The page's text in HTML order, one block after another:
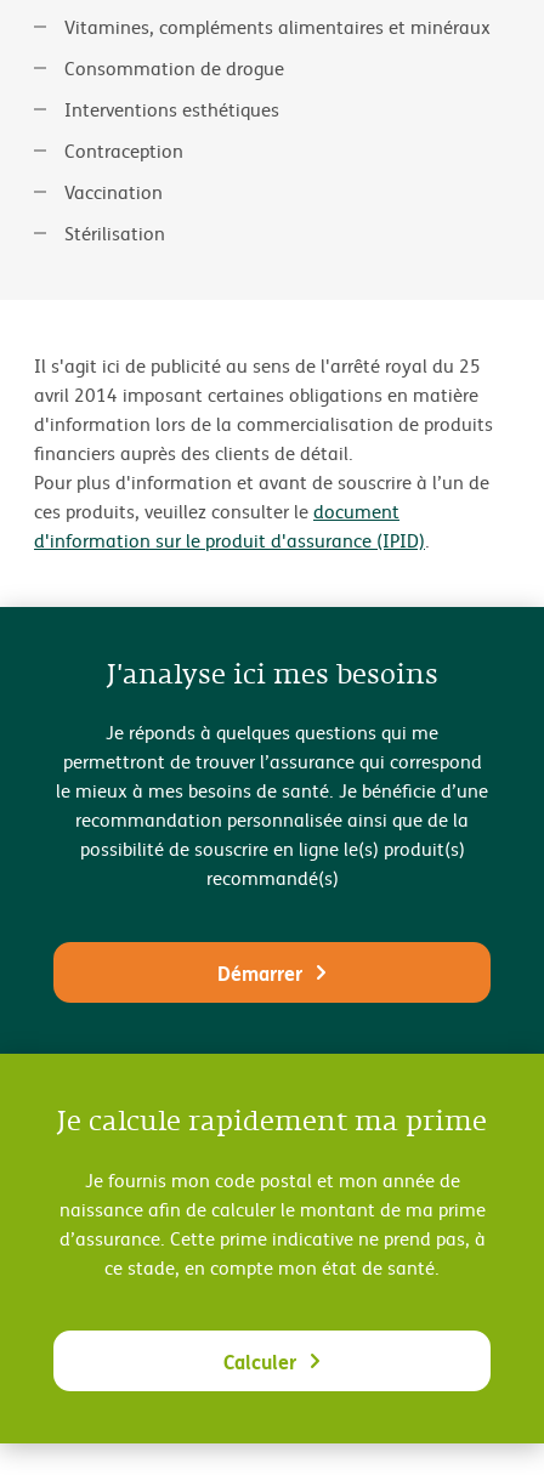
Vitamines, compléments alimentaires et minéraux
Consommation de drogue
Interventions esthétiques
Contraception
Vaccination
Stérilisation
Il s'agit ici de publicité au sens de l'arrêté royal du 25
avril 2014 imposant certaines obligations en matière
d'information lors de la commercialisation de produits
financiers auprès des clients de détail.
Pour plus d'information et avant de souscrire à l’un de
ces produits, veuillez consulter ledocument
d'information sur le produit d'assurance (IPID).
J'analyse ici mes besoins
Je réponds à quelques questions qui me
permettront de trouver l’assurance qui correspond
le mieux à mes besoins de santé. Je bénéficie d’une
recommandation personnalisée ainsi que de la
possibilité de souscrire en ligne le(s) produit(s)
recommandé(s)
Démarrer
Je calcule rapidement ma prime
Je fournis mon code postal et mon année de
naissance afin de calculer le montant de ma prime
d’assurance. Cette prime indicative ne prend pas, à
ce stade, en compte mon état de santé.
Calculer